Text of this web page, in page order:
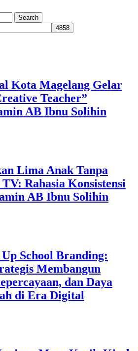
Kota Magelang Gelar
Teacher”
AB Ibnu Solihin
Lima Anak Tanpa
Rahasia Konsistensi
AB Ibnu Solihin
School Branding:
Membangun
dan Daya
di Era Digital